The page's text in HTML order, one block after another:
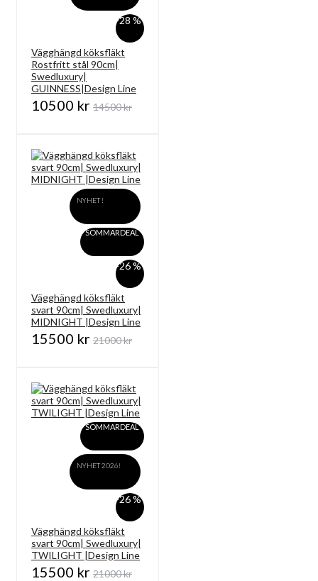
-28 %
Vägghängd köksfläkt
Rostfritt stål 90cm|
Swedluxury|
GUINNESS|Design Line
10500 kr 14500 kr
NYHET !
SOMMARDEAL
-26 %
Vägghängd köksfläkt
svart 90cm| Swedluxury|
MIDNIGHT |Design Line
15500 kr 21000 kr
SOMMARDEAL
NYHET 2026!
-26 %
Vägghängd köksfläkt
svart 90cm| Swedluxury|
TWILIGHT |Design Line
15500 kr 21000 kr